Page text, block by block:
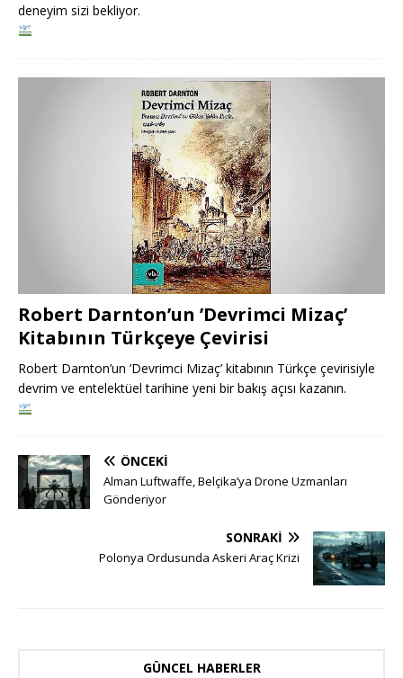
deneyim sizi bekliyor.
Robert Darnton’un ’Devrimci Mizaç’
Kitabının Türkçeye Çevirisi
Robert Darnton’un ’Devrimci Mizaç’ kitabının Türkçe çevirisiyle
devrim ve entelektüel tarihine yeni bir bakış açısı kazanın.
ÖNCEKI
Alman Luftwaffe, Belçika’ya Drone Uzmanları
Gönderiyor
SONRAKI
Polonya Ordusunda Askeri Araç Krizi
GÜNCEL HABERLER